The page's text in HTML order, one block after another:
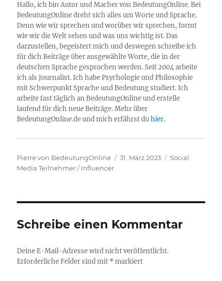
Hallo, ich bin Autor und Macher von BedeutungOnline. Bei
BedeutungOnline dreht sich alles um Worte und Sprache.
Denn wie wir sprechen und worüber wir sprechen, formt
wie wir die Welt sehen und was uns wichtig ist. Das
darzustellen, begeistert mich und deswegen schreibe ich
für dich Beiträge über ausgewählte Worte, die in der
deutschen Sprache gesprochen werden. Seit 2004 arbeite
ich als Journalist. Ich habe Psychologie und Philosophie
mit Schwerpunkt Sprache und Bedeutung studiert. Ich
arbeite fast täglich an BedeutungOnline und erstelle
laufend für dich neue Beiträge. Mehr über
BedeutungOnline.de und mich erfährst duhier.
Autor
Pierre von BedeutungOnline
Veröffentlicht
31. März 2023 Kategorien
Social
Media Teilnehmer / Influencer
Schreibe einen Kommentar
Deine E-Mail-Adresse wird nicht veröffentlicht.
Erforderliche Felder sind mit *markiert